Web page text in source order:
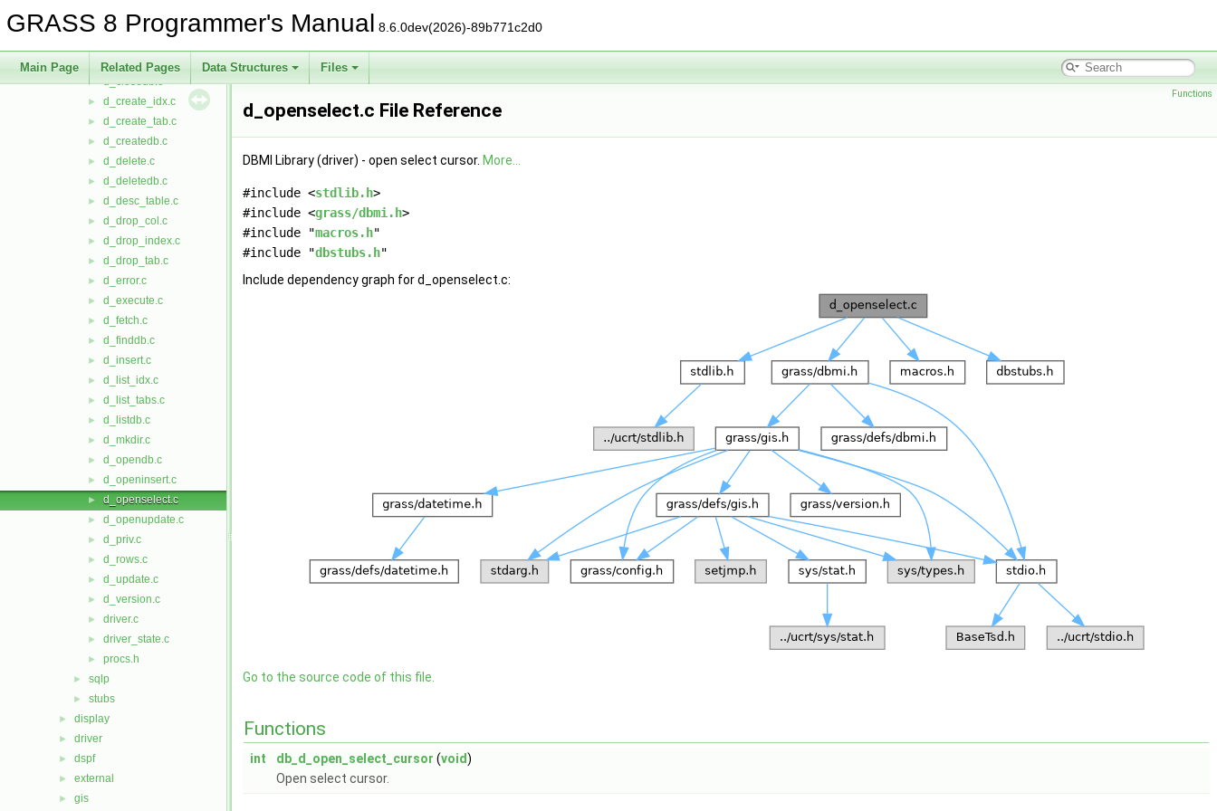
GRASS 8 Programmer's Manual 8.6.0dev(2026)-89b771c2d0
Main Page Related Pages Data Structures Files
► d_add_col.c
d_close_cur.c
► d_closedb.c
► d_create_idx.c
► d_create_tab.c
► d_createdb.c
► d_delete.c
► d_deletedb.c
► d_desc_table.c
► d_drop_col.c
► d_drop_index.c
► d_drop_tab.c
► d_error.c
► d_execute.c
► d_fetch.c
► d_finddb.c
► d_insert.c
► d_list_idx.c
► d_list_tabs.c
► d_listdb.c
► d_mkdir.c
► d_opendb.c
► d_openinsert.c
► d_openselect.c
► d_openupdate.c
► d_priv.c
► d_rows.c
► d_update.c
► d_version.c
► driver.c
► driver_state.c
► procs.h
► sqlp
► stubs
► display
► driver
► dspf
► external
► gis
Functions
d_openselect.c File Reference
DBMI Library (driver) - open select cursor. More...
#include <stdlib.h>
#include <grass/dbmi.h>
#include "macros.h"
#include "dbstubs.h"
Include dependency graph for d_openselect.c:
Go to the source code of this file.
Functions
int db_d_open_select_cursor (void)
Open select cursor.